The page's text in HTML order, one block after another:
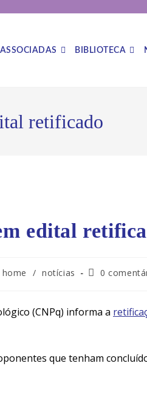
ASSOCIADAS BIBLIOTECA
retificado
edital
/ notícias 0
(CNPq) informa a
que tenham